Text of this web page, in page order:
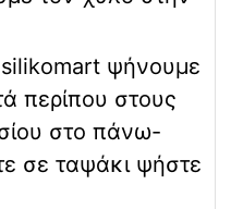
ψήνουμε
περίπου στους
στο πάνω-
σε ταψάκι ψήστε